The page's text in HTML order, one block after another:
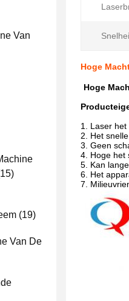
Van
(19)
Van De
Hoge
Hoge
1. Laser
2. Het
3. Geen
4. Hoge het
5. Kan
6. Het
7.